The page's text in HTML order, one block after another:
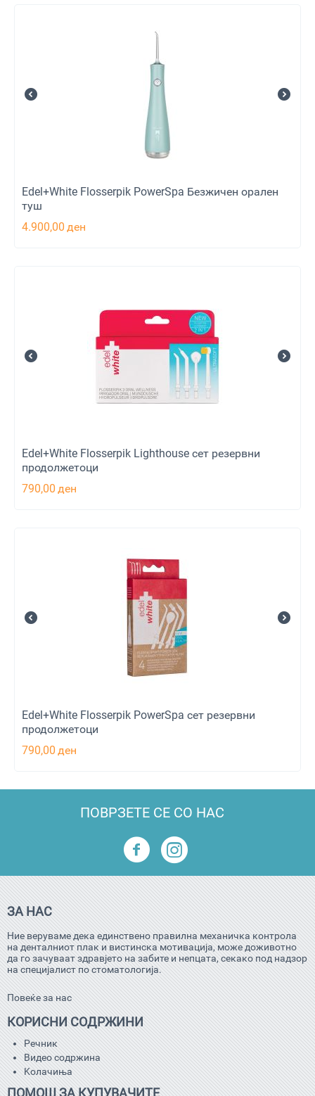
Edel+White Flosserpik PowerSpa Безжичен орален
туш
4.900,00 ден
Edel+White Flosserpik Lighthouse сет резервни
продолжетоци
790,00 ден
Edel+White Flosserpik PowerSpa сет резервни
продолжетоци
790,00 ден
ПОВРЗЕТЕ СЕ СО НАС
ЗА НАС
Ние веруваме дека единствено правилна механичка контрола
на денталниот плак и вистинска мотивација, може доживотно
да го зачуваат здравјето на забите и непцата, секако под надзор
на специјалист по стоматологија.
Повеќе за нас
КОРИСНИ СОДРЖИНИ
Речник
Видео содржина
Kолачиња
ПОМОШ ЗА КУПУВАЧИТЕ